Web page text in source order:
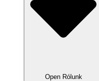
Open Rólunk